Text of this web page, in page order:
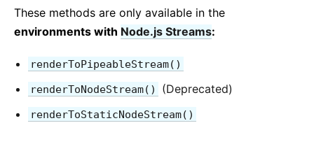
These methods are only available in the
environments with Node.js Streams:
renderToPipeableStream()
renderToNodeStream()
(Deprecated)
renderToStaticNodeStream()
Hibahatárok
Töredékek
Felsőbb rendű komponensek
JSX-ről mélyebben